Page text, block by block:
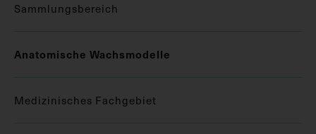
Sammlungsbereich
Anatomische Wachsmodelle
Medizinisches Fachgebiet